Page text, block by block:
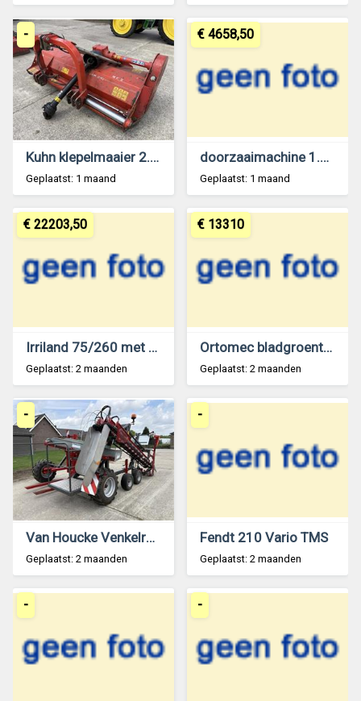
Kuhn klepelmaaier 2.1 mtr
Geplaatst: 1 maand
-
doorzaaimachine 1.4 mtr
Geplaatst: 1 maand
€ 4658,50
Irriland 75/260 met sproeiboom
Geplaatst: 2 maanden
€ 22203,50
Ortomec bladgroente oogstmachine
Geplaatst: 2 maanden
€ 13310
Van Houcke Venkelrooier klembandrooier
Geplaatst: 2 maanden
-
Fendt 210 Vario TMS
Geplaatst: 2 maanden
-
- -